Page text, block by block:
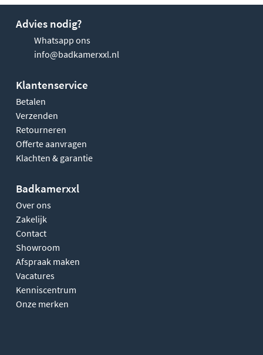
Advies nodig?
Whatsapp ons
info@badkamerxxl.nl
Klantenservice
Betalen
Verzenden
Retourneren
Offerte aanvragen
Klachten & garantie
Badkamerxxl
Over ons
Zakelijk
Contact
Showroom
Afspraak maken
Vacatures
Kenniscentrum
Onze merken